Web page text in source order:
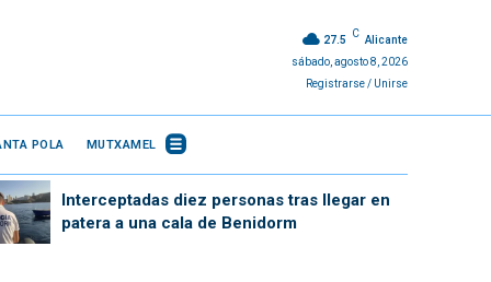
27.5
C
Alicante
sábado, agosto 8, 2026
Registrarse / Unirse
POLA MUTXAMEL
Interceptadas diez personas tras llegar en
patera a una cala de Benidorm